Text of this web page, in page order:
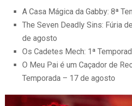
A Casa Mágica da Gabby: 8ª
The Seven Deadly Sins: Fúria
de agosto
Os Cadetes Mech: 1ª
O Meu Pai é um Caçador de
Temporada – 17 de agosto